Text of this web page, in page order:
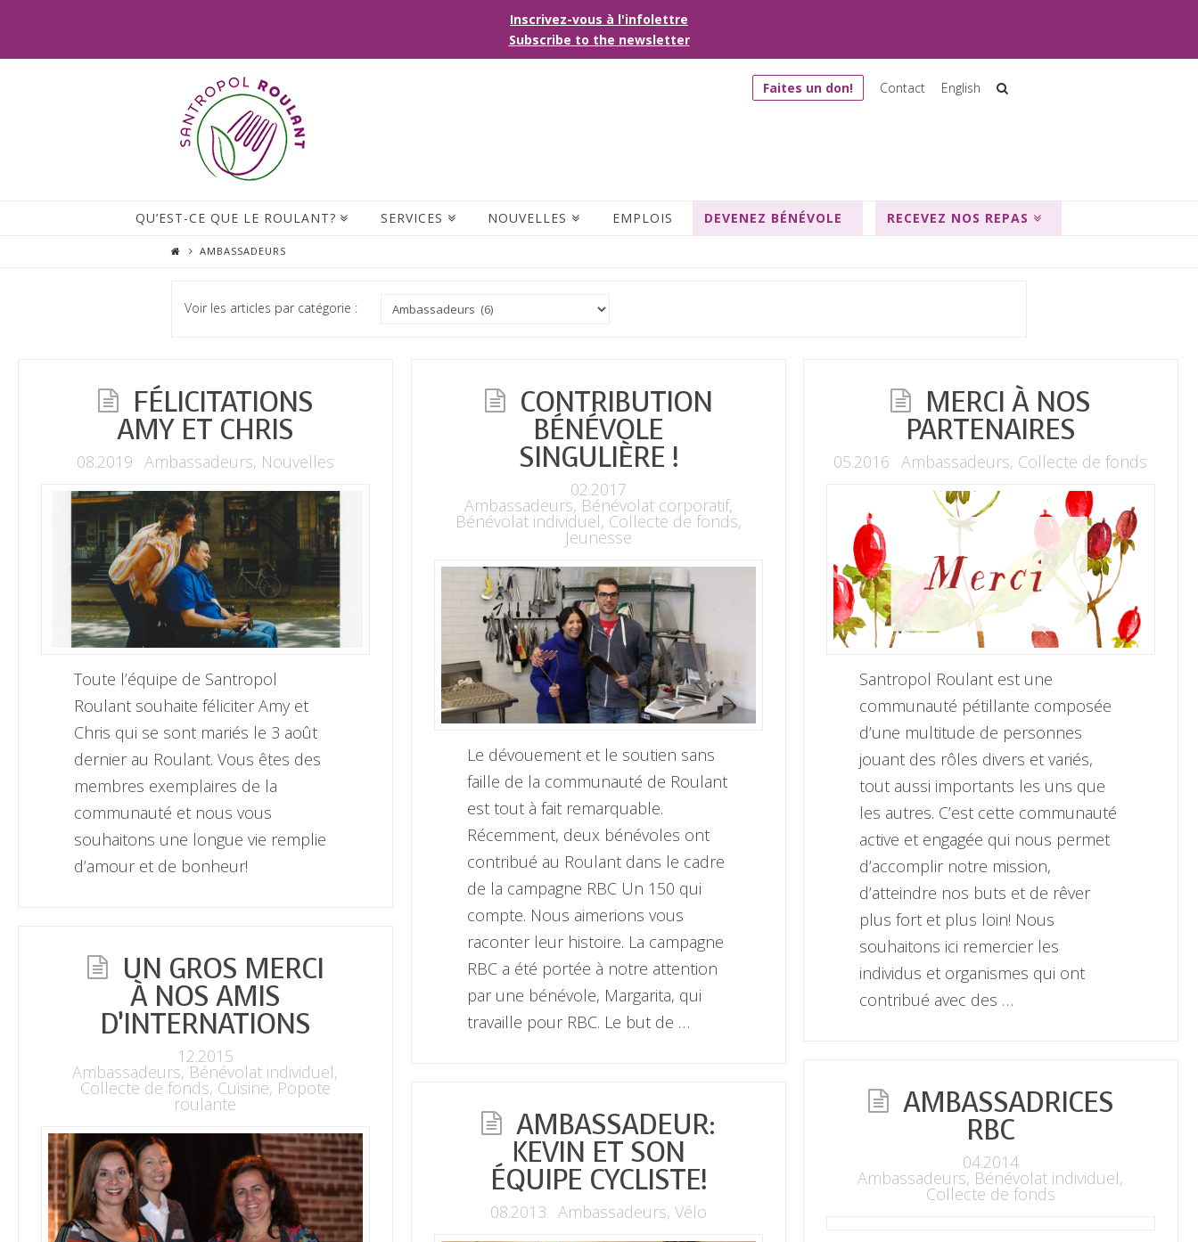
Inscrivez-vous à l'infolettre
Subscribe to the newsletter
Faites un don! Contact English
QU’EST-CE QUE LE ROULANT? SERVICES NOUVELLES EMPLOIS DEVENEZ BÉNÉVOLE RECEVEZ NOS REPAS
AMBASSADEURS
Voir les articles par catégorie :
FÉLICITATIONS
AMY ET CHRIS
08.2019 Ambassadeurs, Nouvelles
Toute l’équipe de Santropol
Roulant souhaite féliciter Amy et
Chris qui se sont mariés le 3 août
dernier au Roulant. Vous êtes des
membres exemplaires de la
communauté et nous vous
souhaitons une longue vie remplie
d’amour et de bonheur!
CONTRIBUTION
BÉNÉVOLE
SINGULIÈRE !
02.2017
Ambassadeurs, Bénévolat corporatif,
Bénévolat individuel, Collecte de fonds,
Jeunesse
Le dévouement et le soutien sans
faille de la communauté de Roulant
est tout à fait remarquable.
Récemment, deux bénévoles ont
contribué au Roulant dans le cadre
de la campagne RBC Un 150 qui
compte. Nous aimerions vous
raconter leur histoire. La campagne
RBC a été portée à notre attention
par une bénévole, Margarita, qui
travaille pour RBC. Le but de …
MERCI À NOS
PARTENAIRES
05.2016 Ambassadeurs, Collecte de fonds
Santropol Roulant est une
communauté pétillante composée
d’une multitude de personnes
jouant des rôles divers et variés,
tout aussi importants les uns que
les autres. C’est cette communauté
active et engagée qui nous permet
d’accomplir notre mission,
d’atteindre nos buts et de rêver
plus fort et plus loin! Nous
souhaitons ici remercier les
individus et organismes qui ont
contribué avec des …
UN GROS MERCI
À NOS AMIS
D’INTERNATIONS
12.2015
Ambassadeurs, Bénévolat individuel,
Collecte de fonds, Cuisine, Popote
roulante AMBASSADRICES
RBC
04.2014
Ambassadeurs, Bénévolat individuel,
Collecte de fonds
AMBASSADEUR:
KEVIN ET SON
ÉQUIPE CYCLISTE!
08.2013 Ambassadeurs, Vélo